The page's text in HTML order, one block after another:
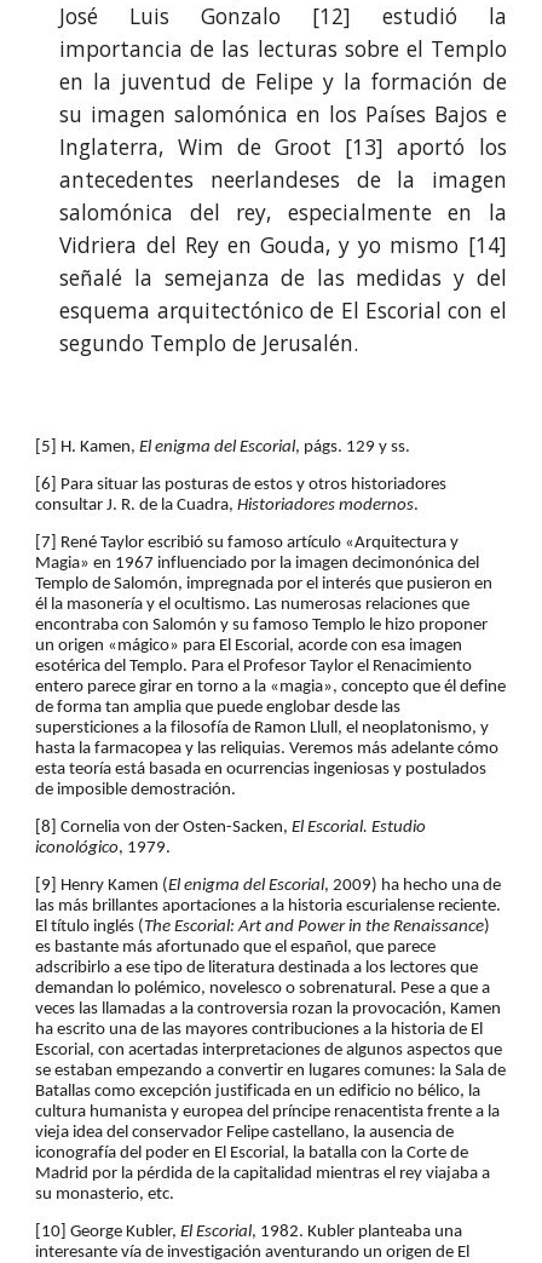
José Luis Gonzalo [12] estudió la
importancia de las lecturas sobre el Templo
en la juventud de Felipe y la formación de
su imagen salomónica en los Países Bajos e
Inglaterra, Wim de Groot [13] aportó los
antecedentes neerlandeses de la imagen
salomónica del rey, especialmente en la
Vidriera del Rey en Gouda, y yo mismo [14]
señalé la semejanza de las medidas y del
esquema arquitectónico de El Escorial con el
segundo Templo de Jerusalén.
[5] H. Kamen, El enigma del Escorial, págs. 129 y ss.
[6] Para situar las posturas de estos y otros historiadores
consultar J. R. de la Cuadra, Historiadores modernos.
[7] René Taylor escribió su famoso artículo «Arquitectura y
Magia» en 1967 influenciado por la imagen decimonónica del
Templo de Salomón, impregnada por el interés que pusieron en
él la masonería y el ocultismo. Las numerosas relaciones que
encontraba con Salomón y su famoso Templo le hizo proponer
un origen «mágico» para El Escorial, acorde con esa imagen
esotérica del Templo. Para el Profesor Taylor el Renacimiento
entero parece girar en torno a la «magia», concepto que él define
de forma tan amplia que puede englobar desde las
supersticiones a la filosofía de Ramon Llull, el neoplatonismo, y
hasta la farmacopea y las reliquias. Veremos más adelante cómo
esta teoría está basada en ocurrencias ingeniosas y postulados
de imposible demostración.
[8] Cornelia von der Osten-Sacken, El Escorial. Estudio
iconológico, 1979.
[9] Henry Kamen (El enigma del Escorial, 2009) ha hecho una de
las más brillantes aportaciones a la historia escurialense reciente.
El título inglés (The Escorial: Art and Power in the Renaissance)
es bastante más afortunado que el español, que parece
adscribirlo a ese tipo de literatura destinada a los lectores que
demandan lo polémico, novelesco o sobrenatural. Pese a que a
veces las llamadas a la controversia rozan la provocación, Kamen
ha escrito una de las mayores contribuciones a la historia de El
Escorial, con acertadas interpretaciones de algunos aspectos que
se estaban empezando a convertir en lugares comunes: la Sala de
Batallas como excepción justificada en un edificio no bélico, la
cultura humanista y europea del príncipe renacentista frente a la
vieja idea del conservador Felipe castellano, la ausencia de
iconografía del poder en El Escorial, la batalla con la Corte de
Madrid por la pérdida de la capitalidad mientras el rey viajaba a
su monasterio, etc.
[10] George Kubler, El Escorial, 1982. Kubler planteaba una
interesante vía de investigación aventurando un origen de El